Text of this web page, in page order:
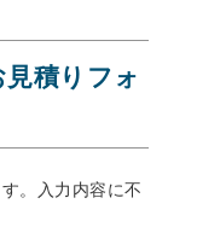
積りフォ
。入力内容に不